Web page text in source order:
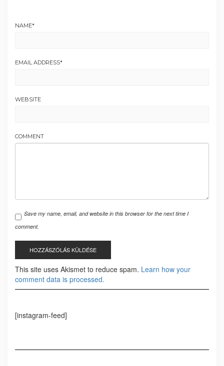
NAME*
EMAIL ADDRESS*
WEBSITE
COMMENT
Save my name, email, and website in this browser for the next time I
comment.
This site uses Akismet to reduce spam. Learn how your
comment data is processed.
[instagram-feed]